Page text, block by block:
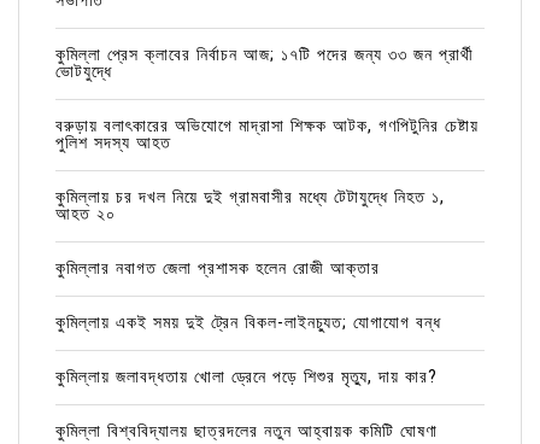
কুমিল্লা প্রেস ক্লাবের নির্বাচন আজ; ১৭টি পদের জন্য ৩৩ জন প্রার্থী
ভোটযুদ্ধে
বরুড়ায় বলাৎকারের অভিযোগে মাদ্রাসা শিক্ষক আটক, গণপিটুনির চেষ্টায়
পুলিশ সদস্য আহত
কুমিল্লায় চর দখল নিয়ে দুই গ্রামবাসীর মধ্যে টেটাযুদ্ধে নিহত ১,
আহত ২০
কুমিল্লার নবাগত জেলা প্রশাসক হলেন রোজী আক্তার
কুমিল্লায় একই সময় দুই ট্রেন বিকল-লাইনচ্যুত; যোগাযোগ বন্ধ
কুমিল্লায় জলাবদ্ধতায় খোলা ড্রেনে পড়ে শিশুর মৃত্যু, দায় কার?
কুমিল্লা বিশ্ববিদ্যালয় ছাত্রদলের নতুন আহ্বায়ক কমিটি ঘোষণা